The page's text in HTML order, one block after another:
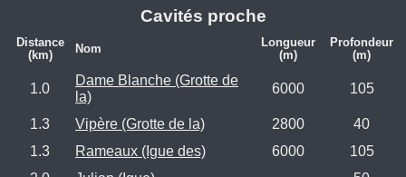
Cavités proche
Distance
(km)
Nom
Longueur
(m)
Profondeur
(m)
1.0
Dame Blanche (Grotte de
la)
6000 105
1.3 Vipère (Grotte de la) 2800
40
1.3
Rameaux (Igue des) 6000
105